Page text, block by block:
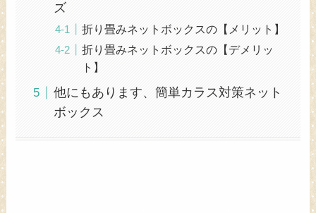
ズ
折り畳みネットボックスの【メリット】
折り畳みネットボックスの【デメリッ
ト】
他にもあります、簡単カラス対策ネット
ボックス